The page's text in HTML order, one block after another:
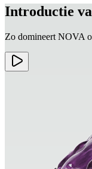
Introductie
Zo domineert NOVA